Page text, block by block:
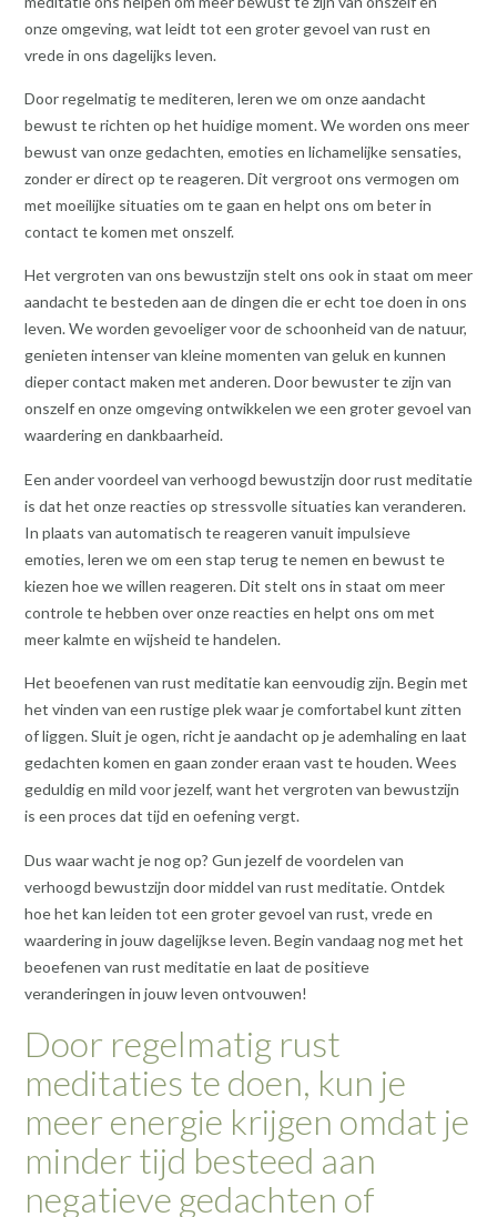
onze omgeving, wat leidt tot een groter gevoel van rust en
vrede in ons dagelijks leven.
Door regelmatig te mediteren, leren we om onze aandacht
bewust te richten op het huidige moment. We worden ons meer
bewust van onze gedachten, emoties en lichamelijke sensaties,
zonder er direct op te reageren. Dit vergroot ons vermogen om
met moeilijke situaties om te gaan en helpt ons om beter in
contact te komen met onszelf.
Het vergroten van ons bewustzijn stelt ons ook in staat om meer
aandacht te besteden aan de dingen die er echt toe doen in ons
leven. We worden gevoeliger voor de schoonheid van de natuur,
genieten intenser van kleine momenten van geluk en kunnen
dieper contact maken met anderen. Door bewuster te zijn van
onszelf en onze omgeving ontwikkelen we een groter gevoel van
waardering en dankbaarheid.
Een ander voordeel van verhoogd bewustzijn door rust meditatie
is dat het onze reacties op stressvolle situaties kan veranderen.
In plaats van automatisch te reageren vanuit impulsieve
emoties, leren we om een stap terug te nemen en bewust te
kiezen hoe we willen reageren. Dit stelt ons in staat om meer
controle te hebben over onze reacties en helpt ons om met
meer kalmte en wijsheid te handelen.
Het beoefenen van rust meditatie kan eenvoudig zijn. Begin met
het vinden van een rustige plek waar je comfortabel kunt zitten
of liggen. Sluit je ogen, richt je aandacht op je ademhaling en laat
gedachten komen en gaan zonder eraan vast te houden. Wees
geduldig en mild voor jezelf, want het vergroten van bewustzijn
is een proces dat tijd en oefening vergt.
Dus waar wacht je nog op? Gun jezelf de voordelen van
verhoogd bewustzijn door middel van rust meditatie. Ontdek
hoe het kan leiden tot een groter gevoel van rust, vrede en
waardering in jouw dagelijkse leven. Begin vandaag nog met het
beoefenen van rust meditatie en laat de positieve
veranderingen in jouw leven ontvouwen!
Door regelmatig rust
meditaties te doen, kun je
meer energie krijgen omdat je
minder tijd besteed aan
negatieve gedachten of